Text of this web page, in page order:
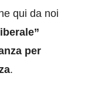
qui da noi
per
.